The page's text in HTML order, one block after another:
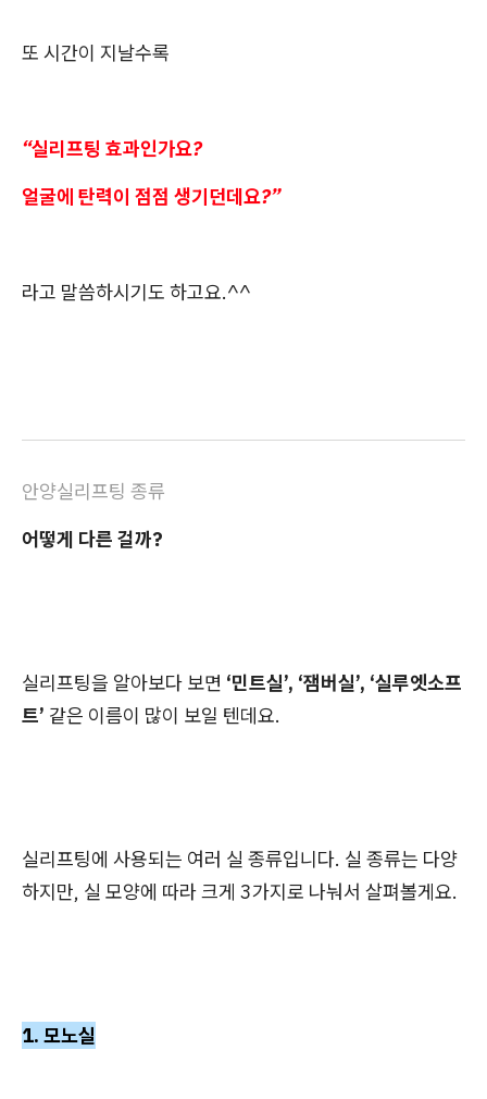
또 시간이 지날수록
“실리프팅 효과인가요?
얼굴에 탄력이 점점 생기던데요?”
라고 말씀하시기도 하고요.^^
안양실리프팅 종류
어떻게 다른 걸까?
실리프팅을 알아보다 보면 ‘민트실’, ‘잼버실’, ‘실루엣소프
트’ 같은 이름이 많이 보일 텐데요.
실리프팅에 사용되는 여러 실 종류입니다. 실 종류는 다양
하지만, 실 모양에 따라 크게 3가지로 나눠서 살펴볼게요.
1. 모노실